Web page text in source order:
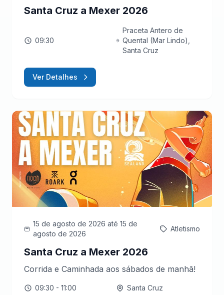
Santa Cruz a Mexer 2026
09:30
Praceta Antero de
Quental (Mar Lindo),
Santa Cruz
Ver Detalhes
15 de agosto de 2026 até 15 de
agosto de 2026
Atletismo
Santa Cruz a Mexer 2026
Corrida e Caminhada aos sábados de manhã!
09:30 - 11:00 Santa Cruz